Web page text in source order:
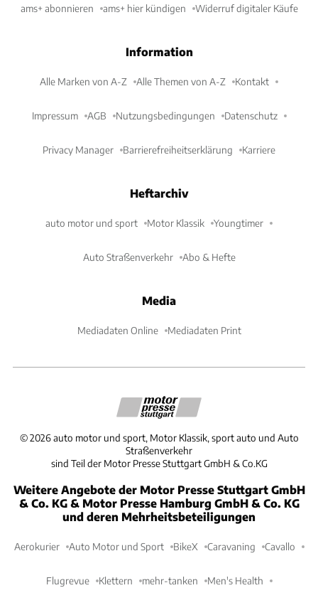
ams+ abonnieren ams+ hier kündigen Widerruf digitaler Käufe
Information
Alle Marken von A-Z Alle Themen von A-Z Kontakt
Impressum AGB Nutzungsbedingungen Datenschutz
Privacy Manager Barrierefreiheitserklärung Karriere
Heftarchiv
auto motor und sport Motor Klassik Youngtimer
Auto Straßenverkehr Abo & Hefte
Media
Mediadaten Online Mediadaten Print
©2026 auto motor und sport, Motor Klassik, sport auto und Auto
Straßenverkehr
sind Teil der Motor Presse Stuttgart GmbH & Co.KG
Weitere Angebote der Motor Presse Stuttgart GmbH
& Co. KG & Motor Presse Hamburg GmbH & Co. KG
und deren Mehrheitsbeteiligungen
Aerokurier Auto Motor und Sport BikeX Caravaning Cavallo
Flugrevue Klettern mehr-tanken Men's Health